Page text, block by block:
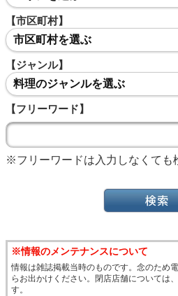
【市区町村】
市区町村を選ぶ
【ジャンル】
料理のジャンルを選ぶ
【フリーワード】
※フリーワードは入力しなくても
※情報のメンテナンスについて
情報は雑誌掲載当時のものです。念のため
らお出かけください。閉店店舗については
す。